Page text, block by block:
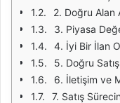
2. Doğru Alan
3. Piyasa
4. İyi Bir İlan
5. Doğru
6. İletişim ve
7. Satış